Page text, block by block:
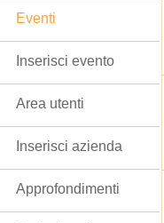
Eventi
Inserisci evento
Area utenti
Inserisci azienda
Approfondimenti